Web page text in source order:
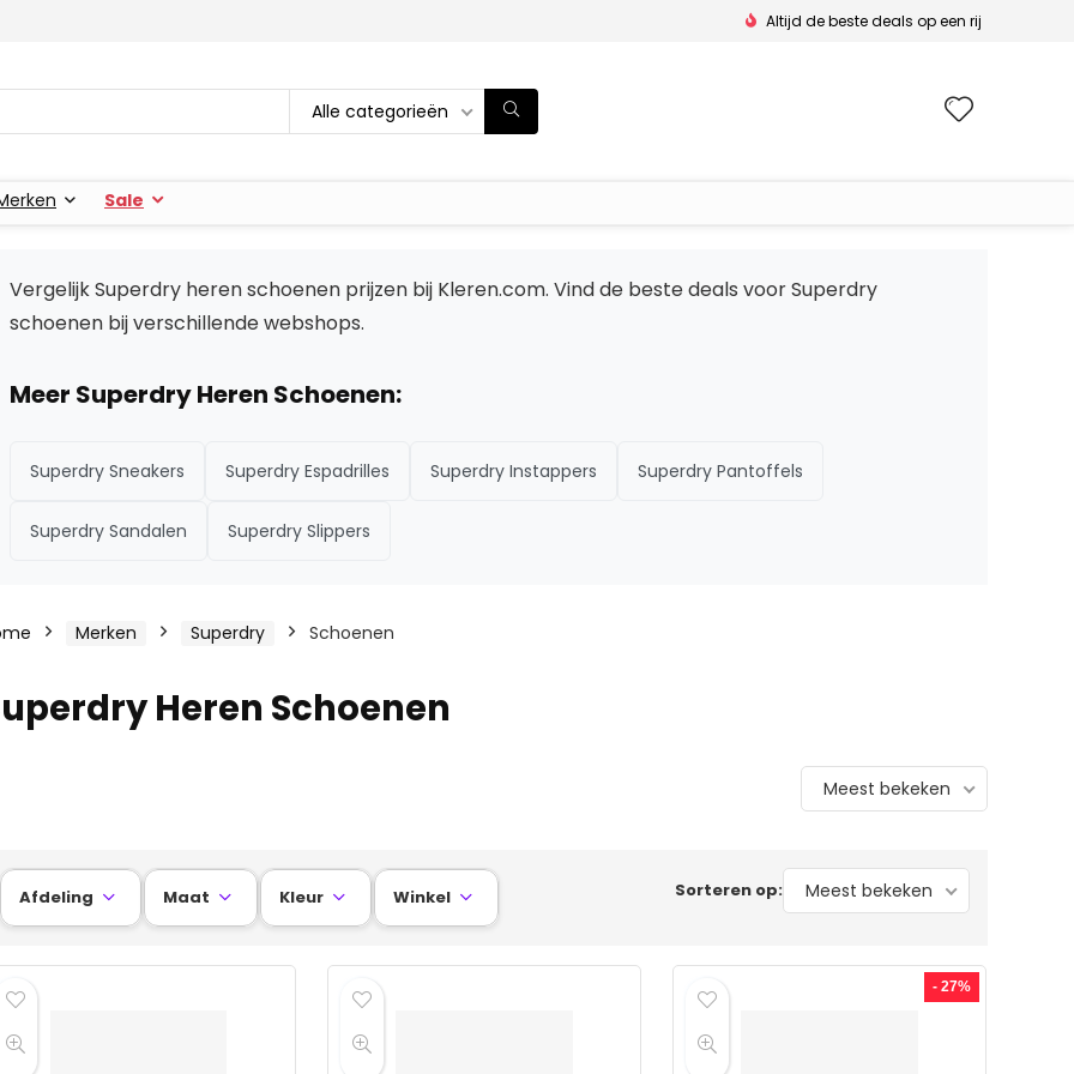
Altijd de beste deals op een rij
Alle categorieën
Sale
Vergelijk Superdry heren schoenen prijzen bij Kleren.com. Vind de beste deals voor Superdry
schoenen bij verschillende webshops.
Meer Superdry Heren Schoenen:
Superdry Sneakers Superdry Espadrilles Superdry Instappers Superdry Pantoffels
Superdry Sandalen Superdry Slippers
Merken Superdry Schoenen
Heren Schoenen
Meest bekeken
Sorteren op: Meest bekeken
Afdeling  Maat  Kleur  Winkel 
- 27%